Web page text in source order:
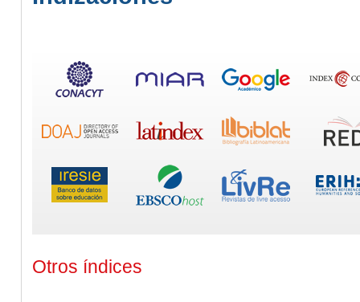
Otros índices